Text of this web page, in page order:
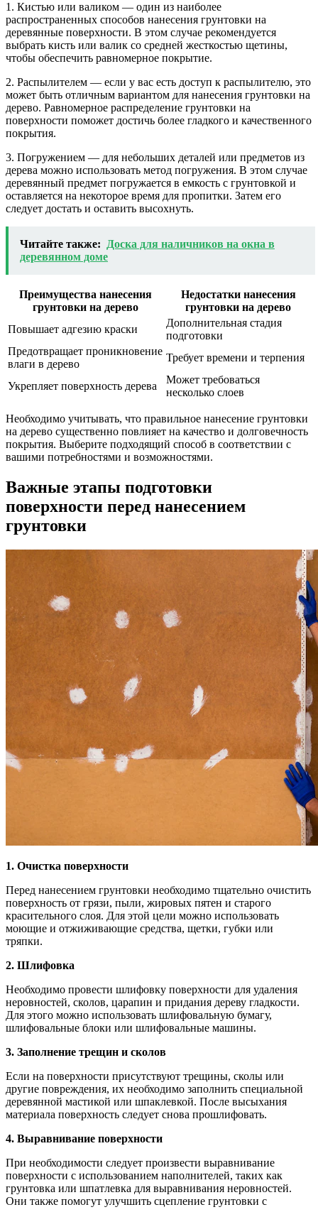
1. Кистью или валиком — один из наиболее
распространенных способов нанесения грунтовки на
деревянные поверхности. В этом случае рекомендуется
выбрать кисть или валик со средней жесткостью щетины,
чтобы обеспечить равномерное покрытие.
2. Распылителем — если у вас есть доступ к распылителю, это
может быть отличным вариантом для нанесения грунтовки на
дерево. Равномерное распределение грунтовки на
поверхности поможет достичь более гладкого и качественного
покрытия.
3. Погружением — для небольших деталей или предметов из
дерева можно использовать метод погружения. В этом случае
деревянный предмет погружается в емкость с грунтовкой и
оставляется на некоторое время для пропитки. Затем его
следует достать и оставить высохнуть.
Читайте также:
Доска для наличников на окна в
деревянном доме
Преимущества нанесения
грунтовки на дерево
Недостатки нанесения
грунтовки на дерево
Повышает адгезию краски
Дополнительная стадия
подготовки
Предотвращает проникновение
влаги в дерево
Требует времени и терпения
Укрепляет поверхность дерева
Может требоваться
несколько слоев
Необходимо учитывать, что правильное нанесение грунтовки
на дерево существенно повлияет на качество и долговечность
покрытия. Выберите подходящий способ в соответствии с
вашими потребностями и возможностями.
Важные этапы подготовки
поверхности перед нанесением
грунтовки
1. Очистка поверхности
Перед нанесением грунтовки необходимо тщательно очистить
поверхность от грязи, пыли, жировых пятен и старого
красительного слоя. Для этой цели можно использовать
моющие и отжиживающие средства, щетки, губки или
тряпки.
2. Шлифовка
Необходимо провести шлифовку поверхности для удаления
неровностей, сколов, царапин и придания дереву гладкости.
Для этого можно использовать шлифовальную бумагу,
шлифовальные блоки или шлифовальные машины.
3. Заполнение трещин и сколов
Если на поверхности присутствуют трещины, сколы или
другие повреждения, их необходимо заполнить специальной
деревянной мастикой или шпаклевкой. После высыхания
материала поверхность следует снова прошлифовать.
4. Выравнивание поверхности
При необходимости следует произвести выравнивание
поверхности с использованием наполнителей, таких как
грунтовка или шпатлевка для выравнивания неровностей.
Они также помогут улучшить сцепление грунтовки с